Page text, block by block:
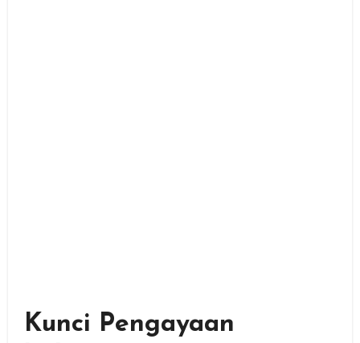
Kunci Pengayaan